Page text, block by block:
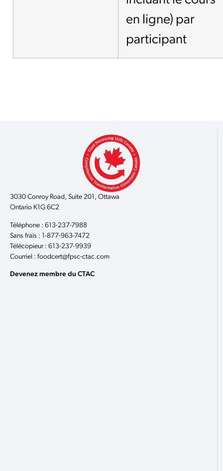
en ligne) par
participant
3030 Conroy Road, Suite 201, Ottawa
Ontario K1G 6C2
Téléphone : 613-237-7988
Sans frais : 1-877-963-7472
Télécopieur : 613-237-9939
Courriel : foodcert@fpsc-ctac.com
Devenez membre du CTAC